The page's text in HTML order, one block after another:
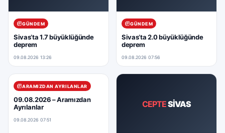
GÜNDEM
Sivas’ta 1.7 büyüklüğünde
deprem
09.08.2026 13:26
GÜNDEM
Sivas’ta 2.0 büyüklüğünde
deprem
09.08.2026 07:56
ARAMIZDAN AYRILANLAR
09.08.2026 – Aramızdan
Ayrılanlar
09.08.2026 07:51
CEPTESİVAS